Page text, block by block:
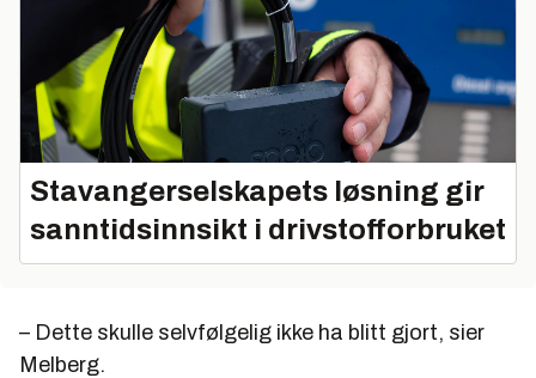
Stavangerselskapets løsning gir
sanntidsinnsikt i drivstofforbruket
– Dette skulle selvfølgelig ikke ha blitt gjort, sier
Melberg.